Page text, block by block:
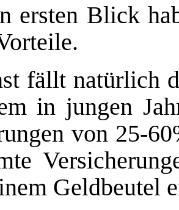
ersten Blick
fällt natürlich
in jungen
von 25-
Geldbeutel